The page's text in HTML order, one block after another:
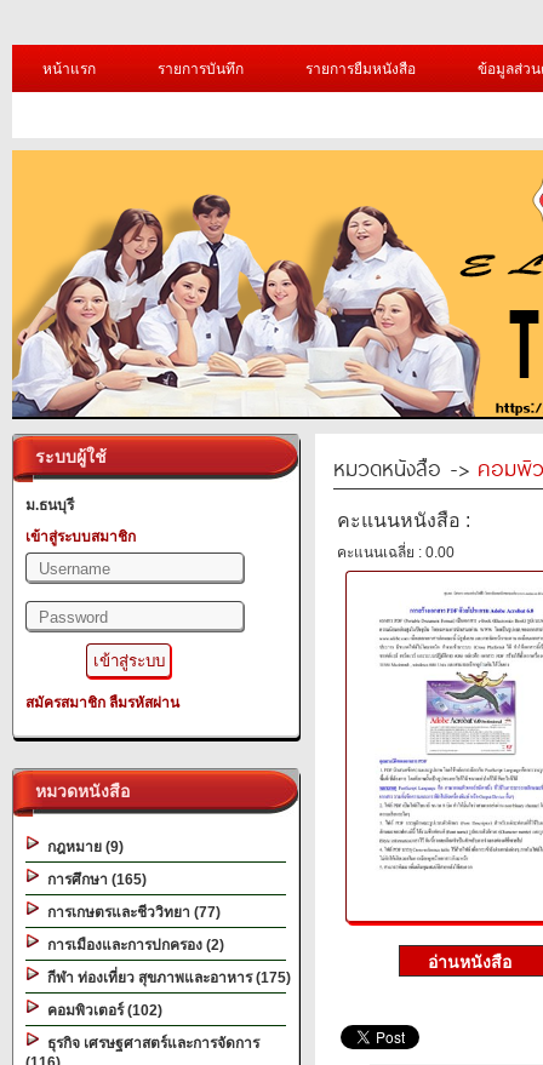
หน้าแรก รายการบันทึก รายการยืมหนังสือ ข้อมูลส่ว
ระบบผู้ใช้
ม.ธนบุรี
เข้าสู่ระบบสมาชิก
สมัครสมาชิก ลืมรหัสผ่าน
หมวดหนังสือ
กฎหมาย (9)
การศึกษา (165)
การเกษตรและชีววิทยา (77)
การเมืองและการปกครอง (2)
กีฬา ท่องเที่ยว สุขภาพและอาหาร (175)
คอมพิวเตอร์ (102)
ธุรกิจ เศรษฐศาสตร์และการจัดการ
หมวดหนังสือ -> คอมพิ
คะแนนหนังสือ :
คะแนนเฉลี่ย : 0.00